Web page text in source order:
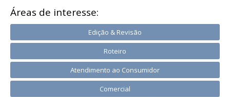
Áreas de interesse:
Edição & Revisão
Roteiro
Atendimento ao Consumidor
Comercial